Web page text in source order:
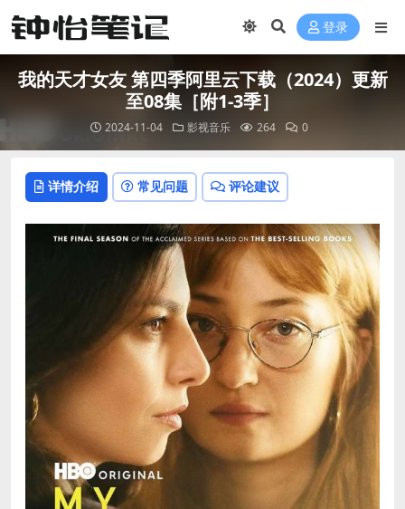
登录
我的天才女友 第四季阿里云下载（2024）更新
至08集［附1-3季］
2024-11-04 影视音乐 264 0
详情介绍 常见问题 评论建议